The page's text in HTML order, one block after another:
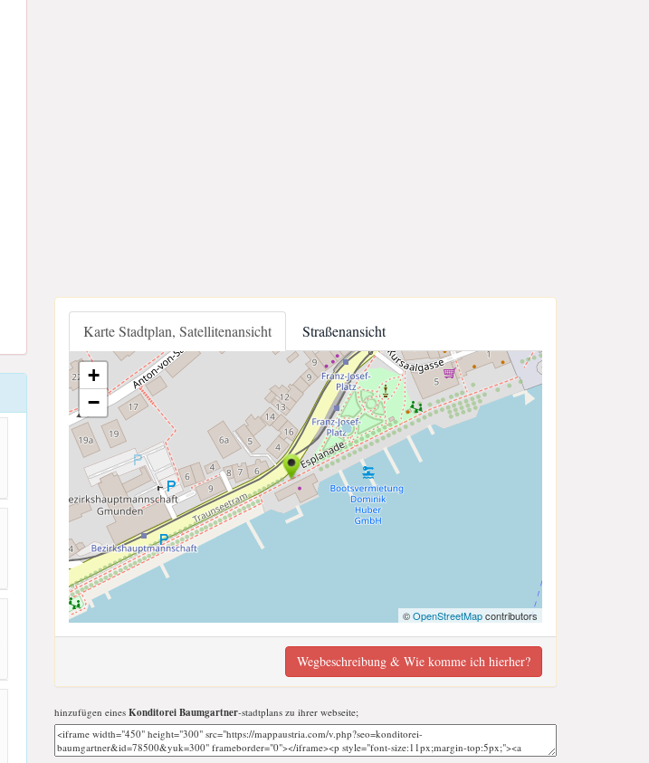
Karte Stadtplan, Satellitenansicht Straßenansicht
+
−
©OpenStreetMapcontributors
Wegbeschreibung & Wie komme ich hierher?
hinzufügen eines Konditorei Baumgartner-stadtplans zu ihrer webseite;